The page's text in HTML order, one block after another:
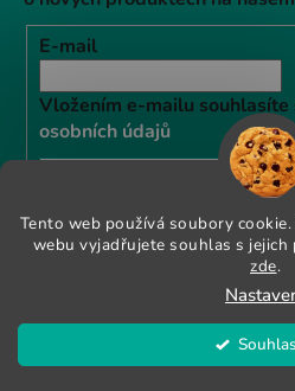
Tento web používá soubory
webu vyjadřujete souhlas s
zde.
E-mail
Vložením e-mailu souhlasíte
osobních údajů
Vytvořil